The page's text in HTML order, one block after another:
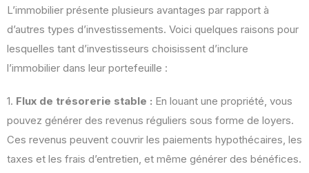
L’immobilier présente plusieurs avantages par rapport à
d’autres types d’investissements. Voici quelques raisons pour
lesquelles tant d’investisseurs choisissent d’inclure
l’immobilier dans leur portefeuille :
1. Flux de trésorerie stable : En louant une propriété, vous
pouvez générer des revenus réguliers sous forme de loyers.
Ces revenus peuvent couvrir les paiements hypothécaires, les
taxes et les frais d’entretien, et même générer des bénéfices.